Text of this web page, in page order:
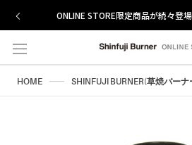
し
コ
ONLINE STORE限定商品が続々登
HOME SHINFUJI BURNER(草焼バーナ